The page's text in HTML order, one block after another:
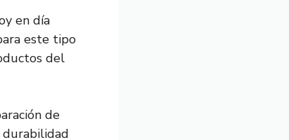
en día
este tipo
del
de
durabilidad